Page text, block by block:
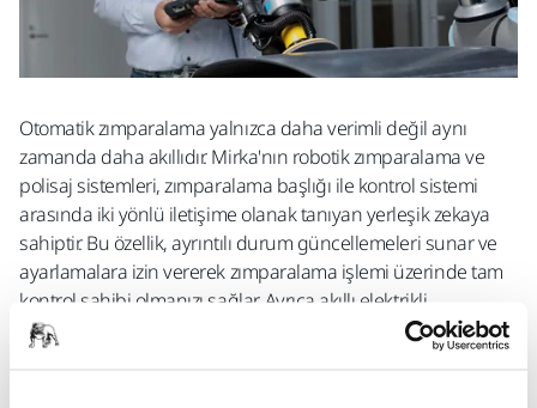
Otomatik zımparalama yalnızca daha verimli değil aynı
zamanda daha akıllıdır. Mirka'nın robotik zımparalama ve
polisaj sistemleri, zımparalama başlığı ile kontrol sistemi
arasında iki yönlü iletişime olanak tanıyan yerleşik zekaya
sahiptir. Bu özellik, ayrıntılı durum güncellemeleri sunar ve
ayarlamalara izin vererek zımparalama işlemi üzerinde tam
kontrol sahibi olmanızı sağlar. Ayrıca akıllı elektrikli
zımparalama çözümü, işlemin her aşamasının özel
gereksinimlerini karşılamak için yapılandırılabilen hassas